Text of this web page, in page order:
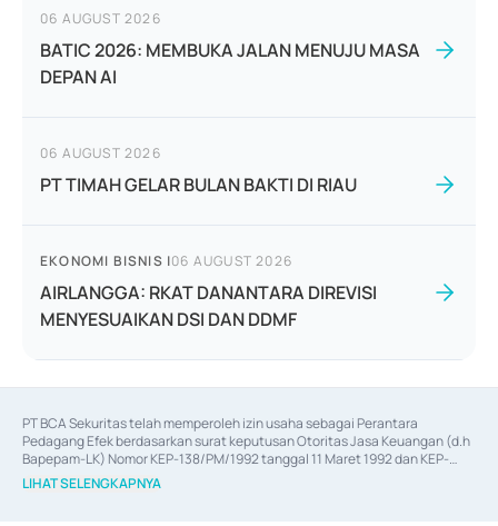
06 AUGUST 2026
BATIC 2026: MEMBUKA JALAN MENUJU MASA
DEPAN AI
06 AUGUST 2026
PT TIMAH GELAR BULAN BAKTI DI RIAU
EKONOMI BISNIS |06 AUGUST 2026
AIRLANGGA: RKAT DANANTARA DIREVISI
MENYESUAIKAN DSI DAN DDMF
PT BCA Sekuritas telah memperoleh izin usaha sebagai Perantara
Pedagang Efek berdasarkan surat keputusan Otoritas Jasa Keuangan (d.h
Bapepam-LK) Nomor KEP-138/PM/1992 tanggal 11 Maret 1992 dan KEP-
06/D.04/2014 tanggal 28 Februari 2014, izin usaha sebagai Penjamin Emisi
Efek berdasarkan surat keputusan Otoritas Jasa Keuangan Nomor KEP-
LIHAT SELENGKAPNYA